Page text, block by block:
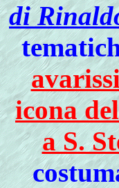
di
icona
a S.